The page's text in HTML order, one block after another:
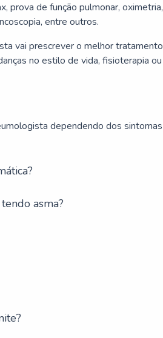
prova de função pulmonar, oximetria,
entre outros.
vai prescrever o melhor tratamento
no estilo de vida, fisioterapia ou
dependendo dos sintomas
asma?